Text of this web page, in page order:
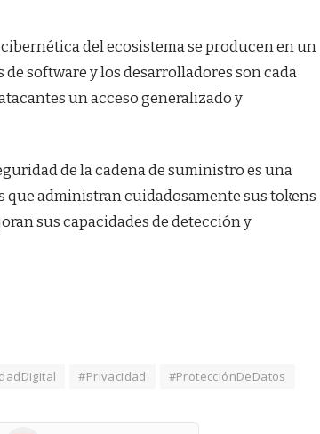
del ecosistema se producen en un
software y los desarrolladores son cada
un acceso generalizado y
de la cadena de suministro es una
administran cuidadosamente sus tokens
sus capacidades de detección y
#Privacidad #ProtecciónDeDatos